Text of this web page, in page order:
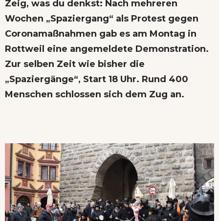
Zeig, was du denkst: Nach mehreren
Wochen „Spaziergang“ als Protest gegen
Coronamaßnahmen gab es am Montag in
Rottweil eine angemeldete Demonstration.
Zur selben Zeit wie bisher die
„Spaziergänge“, Start 18 Uhr. Rund 400
Menschen schlossen sich dem Zug an.